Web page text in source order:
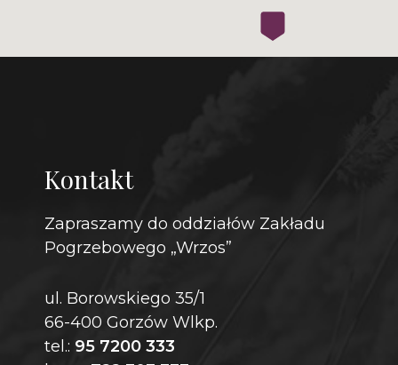
Kontakt
Zapraszamy do oddziałów Zakładu
Pogrzebowego „Wrzos”
ul. Borowskiego 35/1
66-400 Gorzów Wlkp.
tel.: 95 7200 333